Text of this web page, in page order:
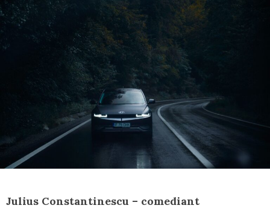
Julius Constantinescu – comediant